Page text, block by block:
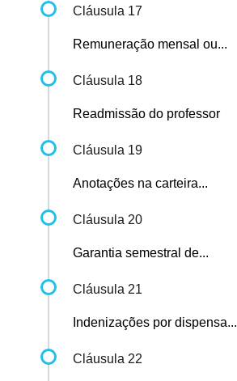
Cláusula 17
Remuneração mensal ou...
Cláusula 18
Readmissão do professor
Cláusula 19
Anotações na carteira...
Cláusula 20
Garantia semestral de...
Cláusula 21
Indenizações por dispensa...
Cláusula 22